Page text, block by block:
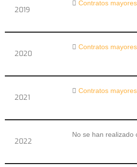
2019
Contratos
2020
Contratos
2021
Contratos
2022
No se han realizado